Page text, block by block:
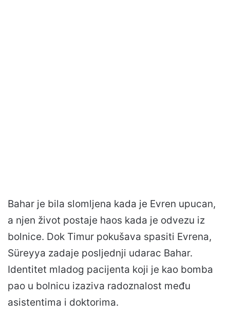
Bahar je bila slomljena kada je Evren upucan,
a njen život postaje haos kada je odvezu iz
bolnice. Dok Timur pokušava spasiti Evrena,
Süreyya zadaje posljednji udarac Bahar.
Identitet mladog pacijenta koji je kao bomba
pao u bolnicu izaziva radoznalost među
asistentima i doktorima.